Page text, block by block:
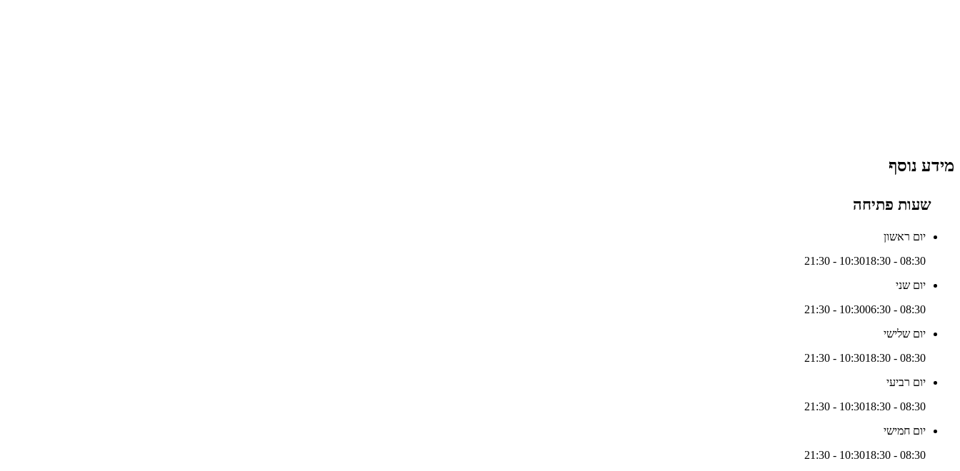
מידע נוסף
שעות פתיחה
יום ראשון
08:30 - 10:30
18:30 - 21:30
יום שני
08:30 - 10:30
06:30 - 21:30
יום שלישי
08:30 - 10:30
18:30 - 21:30
יום רביעי
08:30 - 10:30
18:30 - 21:30
יום חמישי
08:30 - 10:30
18:30 - 21:30